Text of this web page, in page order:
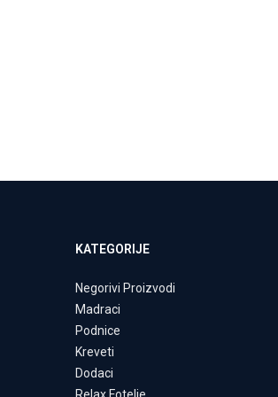
KATEGORIJE
Negorivi Proizvodi
Madraci
Podnice
Kreveti
Dodaci